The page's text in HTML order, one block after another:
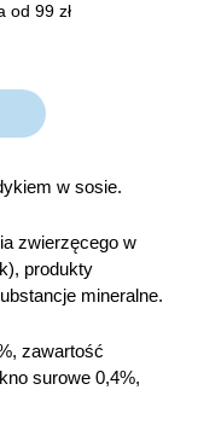
od 99 zł
w sosie.
zwierzęcego w
produkty
mineralne.
zawartość
surowe 0,4%,